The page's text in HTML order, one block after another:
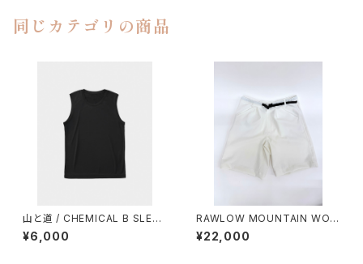
同じカテゴリの商品
山と道 / CHEMICAL B SLEEV
ELESS（MEN）
¥6,000
RAWLOW MOUNTAIN WOR
KS / HIKER GURKHA PANTS
¥22,000